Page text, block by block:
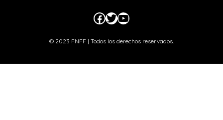
Facebook
Twitter
YouTube
© 2023 FNFF | Todos los derechos reservados.